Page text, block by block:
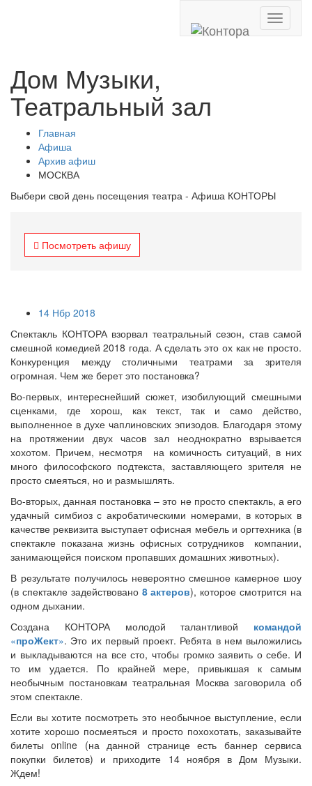
Toggle
Дом Музыки,
Театральный зал
Главная
Афиша
Архив афиш
МОСКВА
Выбери свой день посещения театра - Афиша КОНТОРЫ
Посмотреть афишу
14 Нбр 2018
Спектакль КОНТОРА взорвал театральный сезон, став самой
смешной комедией 2018 года. А сделать это ох как не просто.
Конкуренция между столичными театрами за зрителя
огромная. Чем же берет это постановка?
Во-первых, интереснейший сюжет, изобилующий смешными
сценками, где хорош, как текст, так и само действо,
выполненное в духе чаплиновских эпизодов. Благодаря этому
на протяжении двух часов зал неоднократно взрывается
хохотом. Причем, несмотря на комичность ситуаций, в них
много философского подтекста, заставляющего зрителя не
просто смеяться, но и размышлять.
Во-вторых, данная постановка – это не просто спектакль, а его
удачный симбиоз с акробатическими номерами, в которых в
качестве реквизита выступает офисная мебель и оргтехника (в
спектакле показана жизнь офисных сотрудников компании,
занимающейся поиском пропавших домашних животных).
В результате получилось невероятно смешное камерное шоу
(в спектакле задействовано 8 актеров), которое смотрится на
одном дыхании.
Создана КОНТОРА молодой талантливой командой
«проЖект». Это их первый проект. Ребята в нем выложились
и выкладываются на все сто, чтобы громко заявить о себе. И
то им удается. По крайней мере, привыкшая к самым
необычным постановкам театральная Москва заговорила об
этом спектакле.
Если вы хотите посмотреть это необычное выступление, если
хотите хорошо посмеяться и просто похохотать, заказывайте
билеты online (на данной странице есть баннер сервиса
покупки билетов) и приходите 14 ноября в Дом Музыки.
Ждем!